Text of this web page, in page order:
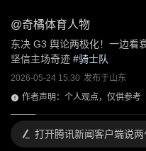
@奇橘体育人物
东决 G3 舆论两极化！一边看
坚信主场奇迹 #骑士队
2026-05-24 15:30 发布于山东
作者声明：个人观点，仅供参考
打开腾讯新闻客户端说两